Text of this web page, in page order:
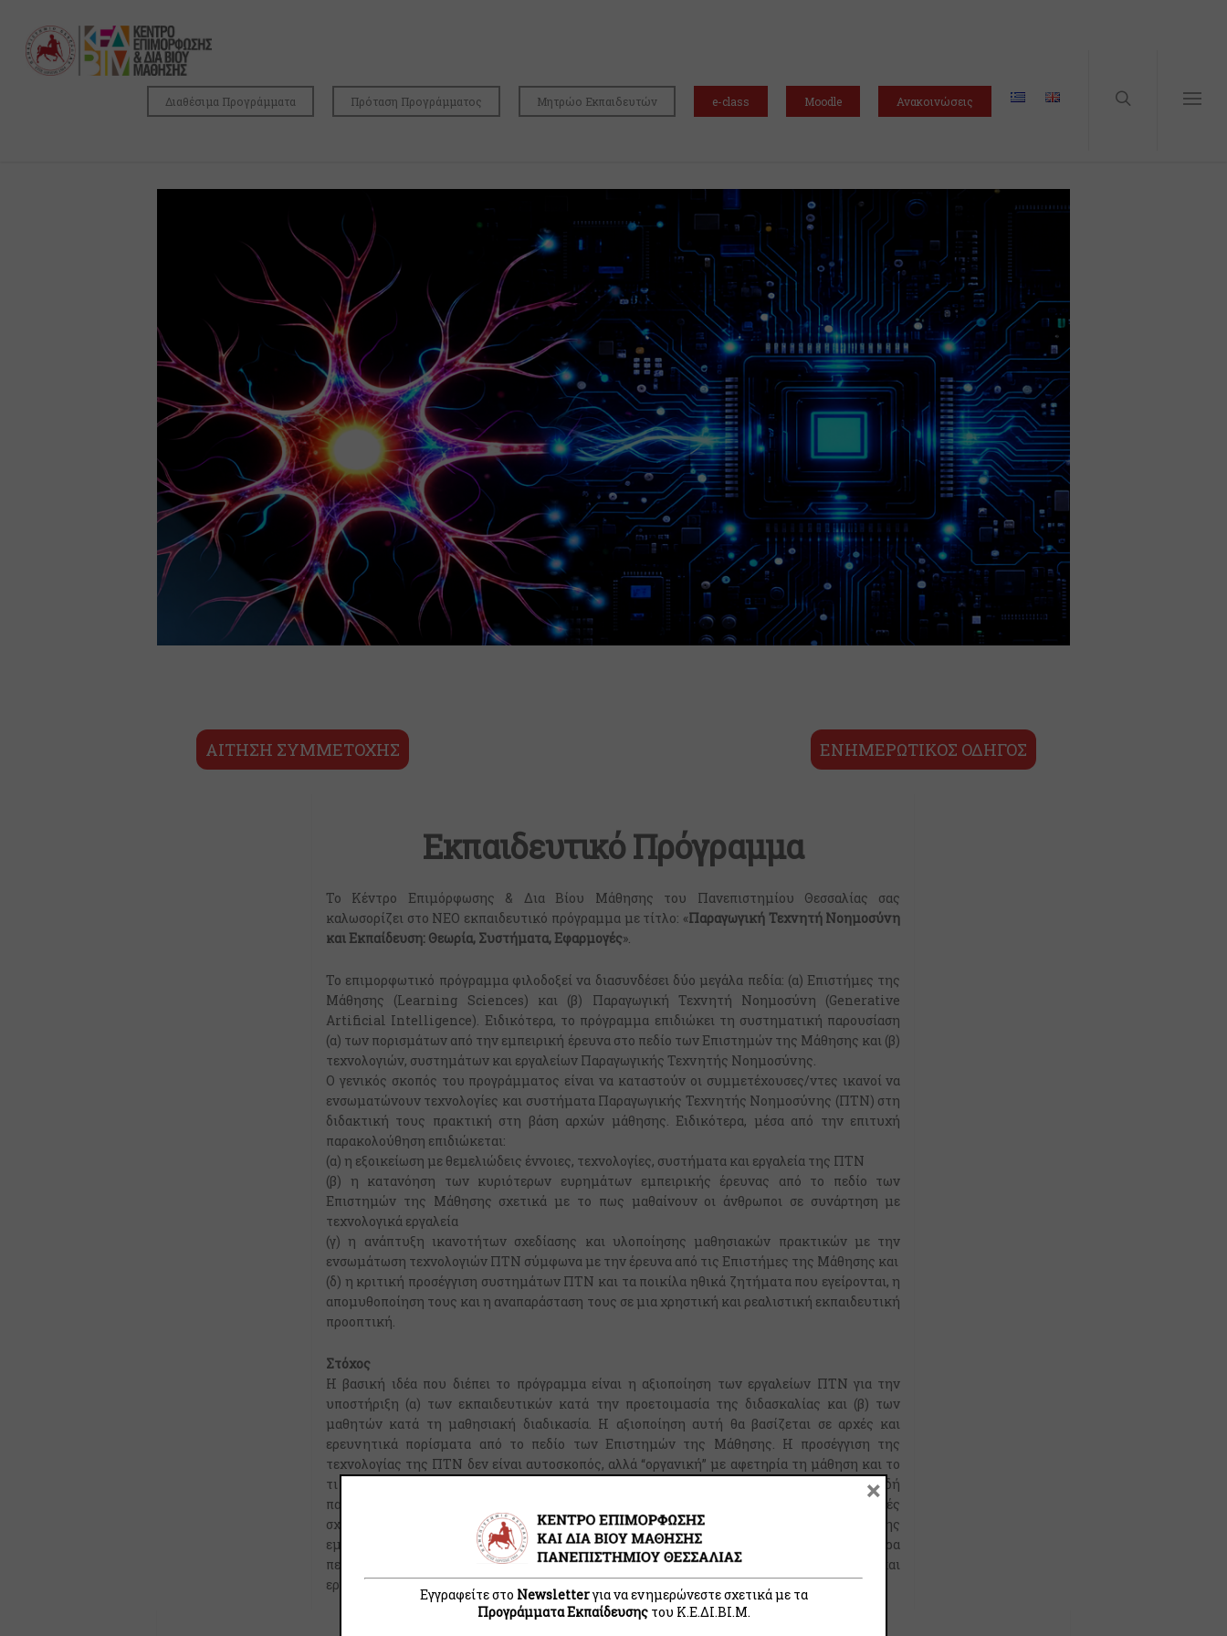
Διαθέσιμα Προγράμματα Πρόταση Προγράμματος Μητρώο Εκπαιδευτών e-class Moodle Ανακοινώσεις
ΑΙΤΗΣΗ ΣΥΜΜΕΤΟΧΗΣ ΕΝΗΜΕΡΩΤΙΚΟΣ ΟΔΗΓΟΣ
Εκπαιδευτικό Πρόγραμμα
Το Κέντρο Επιμόρφωσης & Δια Βίου Μάθησης του Πανεπιστημίου Θεσσαλίας σας
καλωσορίζει στο ΝΕΟ εκπαιδευτικό πρόγραμμα με τίτλο: «Παραγωγική Τεχνητή Νοημοσύνη
και Εκπαίδευση: Θεωρία, Συστήματα, Εφαρμογές».
Το επιμορφωτικό πρόγραμμα φιλοδοξεί να διασυνδέσει δύο μεγάλα πεδία: (α) Επιστήμες της
Μάθησης (Learning Sciences) και (β) Παραγωγική Τεχνητή Νοημοσύνη (Generative
Artificial Intelligence). Ειδικότερα, το πρόγραμμα επιδιώκει τη συστηματική παρουσίαση
(α) των πορισμάτων από την εμπειρική έρευνα στο πεδίο των Επιστημών της Μάθησης και (β)
τεχνολογιών, συστημάτων και εργαλείων Παραγωγικής Τεχνητής Νοημοσύνης.
Ο γενικός σκοπός του προγράμματος είναι να καταστούν οι συμμετέχουσες/ντες ικανοί να
ενσωματώνουν τεχνολογίες και συστήματα Παραγωγικής Τεχνητής Νοημοσύνης (ΠΤΝ) στη
διδακτική τους πρακτική στη βάση αρχών μάθησης. Ειδικότερα, μέσα από την επιτυχή
παρακολούθηση επιδιώκεται:
(α) η εξοικείωση με θεμελιώδεις έννοιες, τεχνολογίες, συστήματα και εργαλεία της ΠΤΝ
(β) η κατανόηση των κυριότερων ευρημάτων εμπειρικής έρευνας από το πεδίο των
Επιστημών της Μάθησης σχετικά με το πως μαθαίνουν οι άνθρωποι σε συνάρτηση με
τεχνολογικά εργαλεία
(γ) η ανάπτυξη ικανοτήτων σχεδίασης και υλοποίησης μαθησιακών πρακτικών με την
ενσωμάτωση τεχνολογιών ΠΤΝ σύμφωνα με την έρευνα από τις Επιστήμες της Μάθησης και
(δ) η κριτική προσέγγιση συστημάτων ΠΤΝ και τα ποικίλα ηθικά ζητήματα που εγείρονται, η
απομυθοποίηση τους και η αναπαράσταση τους σε μια χρηστική και ρεαλιστική εκπαιδευτική
προοπτική.
Στόχος
Η βασική ιδέα που διέπει το πρόγραμμα είναι η αξιοποίηση των εργαλείων ΠΤΝ για την
υποστήριξη (α) των εκπαιδευτικών κατά την προετοιμασία της διδασκαλίας και (β) των
μαθητών κατά τη μαθησιακή διαδικασία. Η αξιοποίηση αυτή θα βασίζεται σε αρχές και
ερευνητικά πορίσματα από το πεδίο των Επιστημών της Μάθησης. Η προσέγγιση της
τεχνολογίας της ΠΤΝ δεν είναι αυτοσκοπός, αλλά “οργανική” με αφετηρία τη μάθηση και το
τι αυτή απαιτεί. Αυτή η προσέγγιση αντιδιαστέλλεται με μια αυτο-αναφορική, όπου δηλαδή
παρατίθενται απλώς εργαλεία ΠΤΝ.Στο πρόγραμμα θα δοθεί ιδιαίτερη έμφαση στις αρχές
σχεδίασης μαθησιακών έργων οι οποίες θα ενσωματώνουν συστήματα ΠΤΝ στη βάση της
εμπειρικής έρευνας σχετικά με το τι είναι η μάθηση και το πώς συντελείται σε διάφορα
περιβάλλοντα και πλαίσια αλλά και το πως υποστηρίζεται βέλτιστα από τεχνουργήματα και
εργαλεία.
Εγγραφείτε στο Newsletterγια να ενημερώνεστε σχετικά με τα
Προγράμματα Εκπαίδευσηςτου Κ.E.ΔI.ΒI.Μ.
×